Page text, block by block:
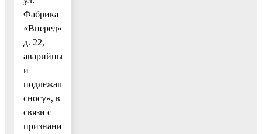
Фабрика
«Вперед»,
д. 22,
аварийными
и
подлежащими
сносу», в
связи с
признанием